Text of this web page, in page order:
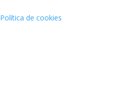
Política de cookies